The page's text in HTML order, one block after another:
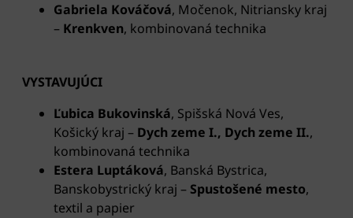
Gabriela Kováčová, Močenok, Nitriansky kraj
– Krenkven, kombinovaná technika
VYSTAVUJÚCI
Ľubica Bukovinská, Spišská Nová Ves,
Košický kraj – Dych zeme I., Dych zeme II.,
kombinovaná technika
Estera Luptáková, Banská Bystrica,
Banskobystrický kraj – Spustošené mesto,
textil a papier